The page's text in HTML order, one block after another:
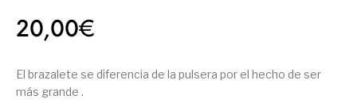
20,00€
El brazalete se diferencia de la pulsera por el hecho de ser
más grande .